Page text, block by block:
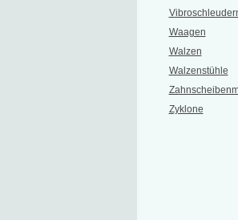
Waagen
Walzen
Walzenstühle
Zyklone